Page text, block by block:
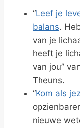
“Leef je
balans.
van je
heeft je
van jou”
Theuns.
“Kom als
nieuwe